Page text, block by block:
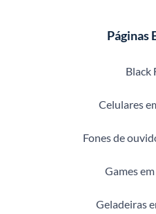
Páginas
Black
Celulares
Fones de
Games
Geladeiras